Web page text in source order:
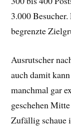
3.000
begrenzte
Ausrutscher
auch damit
manchmal gar
geschehen
Zufällig schaue